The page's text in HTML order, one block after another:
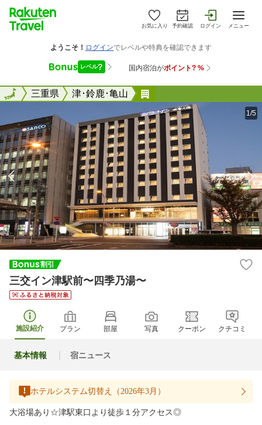
お気に入り 予約確認 ログイン メニュー
全国三重県 津･鈴鹿･亀山
全国
1/5
三交イン津駅前〜四季乃湯〜
施設紹介 プラン 部屋 写真 クーポン クチコミ
基本情報 宿ニュース
ホテルシステム切替え（2026年3月）
大浴場あり☆津駅東口より徒歩１分アクセス◎